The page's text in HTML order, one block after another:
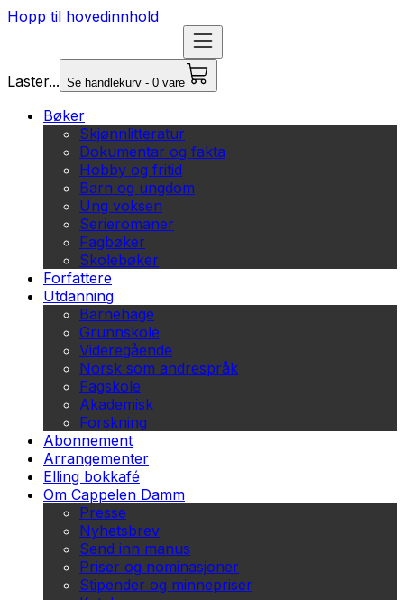
Hopp til hovedinnhold
Laster... Se handlekurv - 0 vare
Bøker
Skjønnlitteratur
Dokumentar og fakta
Hobby og fritid
Barn og ungdom
Ung voksen
Serieromaner
Fagbøker
Skolebøker
Forfattere
Utdanning
Barnehage
Grunnskole
Videregående
Norsk som andrespråk
Fagskole
Akademisk
Forskning
Abonnement
Arrangementer
Elling bokkafé
Om Cappelen Damm
Presse
Nyhetsbrev
Send inn manus
Priser og nominasjoner
Stipender og minnepriser